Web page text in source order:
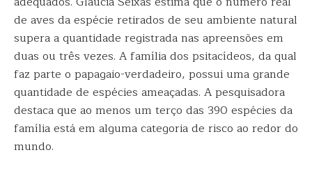
de aves da espécie retirados de seu ambiente natural
supera a quantidade registrada nas apreensões em
duas ou três vezes. A família dos psitacídeos, da qual
faz parte o papagaio-verdadeiro, possui uma grande
quantidade de espécies ameaçadas. A pesquisadora
destaca que ao menos um terço das 390 espécies da
família está em alguma categoria de risco ao redor do
mundo.